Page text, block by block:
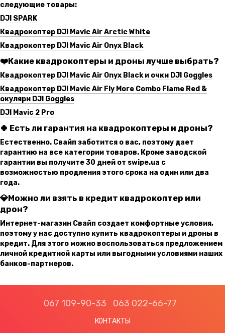
следующие товары:
DJI SPARK
Квадрокоптер DJI Mavic Air Arctic White
Квадрокоптер DJI Mavic Air Onyx Black
❤️Какие квадрокоптеры и дроны лучше выбрать?
Квадрокоптер DJI Mavic Air Onyx Black и очки DJI Goggles
Квадрокоптер DJI Mavic Air Fly More Combo Flame Red &
окуляри DJI Goggles
DJI Mavic 2 Pro
🍀 Есть ли гарантия на квадрокоптеры и дроны?
Естественно. Свайп заботится о вас, поэтому дает
гарантию на все категории товаров. Кроме заводской
гарантии вы получите 30 дней от swipe.ua с
возможностью продления этого срока на один или два
года.
💎Можно ли взять в кредит квадрокоптер или
дрон?
Интернет-магазин Свайп создает комфортные условия,
поэтому у нас доступно купить квадрокоптеры и дроны в
кредит. Для этого можно воспользоваться предложением
личной кредитной карты или выгодными условиями наших
банков-партнеров.
067 109-90-33 063 022-66-77
КОНТАКТЫ